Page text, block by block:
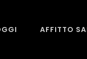
AFFITTO